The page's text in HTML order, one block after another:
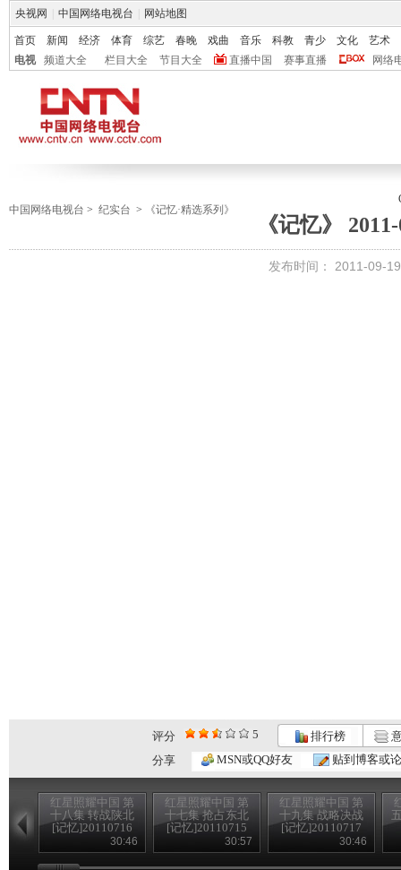
央视网 中国网络电视台 网站地图
首页 新闻 经济 体育 综艺 春晚 戏曲 音乐 科教 青少 文化
艺术
电视
频道大全 栏目大全 节目大全 直播中国 赛事直播 网络
中国网络电视台 > 纪实台 > 《记忆·精选系列》
《记忆》
发布时间： 2011-09-
评分 5 排行榜
分享
MSN或QQ好友 贴到博客或
红星照耀中国 第
十八集 转战陕北
[记忆]20110716
30:46
红星照耀中国 第
十七集 抢占东北
[记忆]20110715
30:57
红星照耀中国 第
十九集 战略决战
[记忆]20110717
30:46